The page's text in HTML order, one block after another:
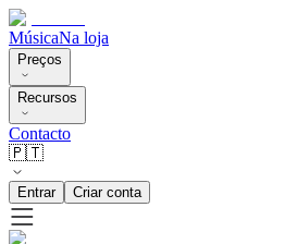
MúsicaNa loja
Preços
Recursos
Contacto
🇵🇹
Entrar Criar conta